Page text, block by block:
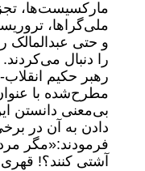
مارکسیست‌ها،
ملی‌گراها،
و حتی عبدالمالک
را دنبال می‌کردند.
مطرح‌شده با
بی‌معنی دانستن
دادن به آن در
فرمودند:«مگر
آشتی کنند؟! قهری